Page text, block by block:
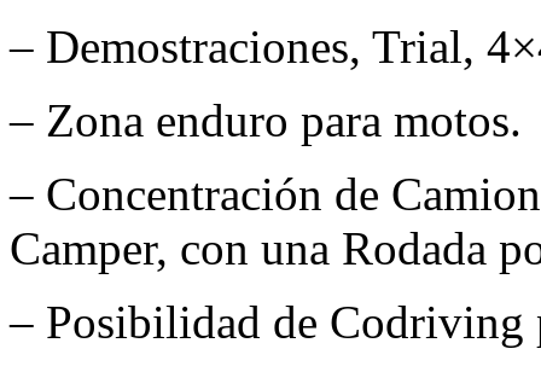
– Demostraciones, Trial,
– Zona enduro para motos.
– Concentración de
Camper, con una Rodada
– Posibilidad de Codriving